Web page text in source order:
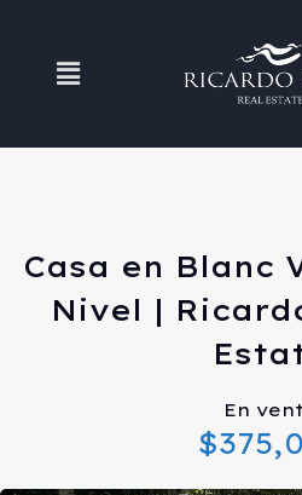
Casa en Blanc
Nivel |
En